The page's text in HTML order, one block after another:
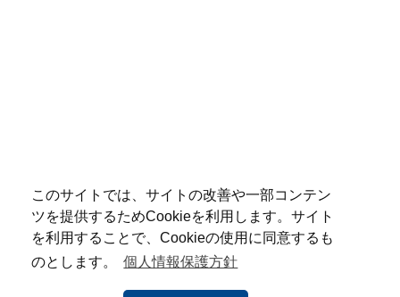
このサイトでは、サイトの改善や一部コンテン
ツを提供するためCookieを利用します。サイト
を利用することで、Cookieの使用に同意するも
のとします。
個人情報保護方針